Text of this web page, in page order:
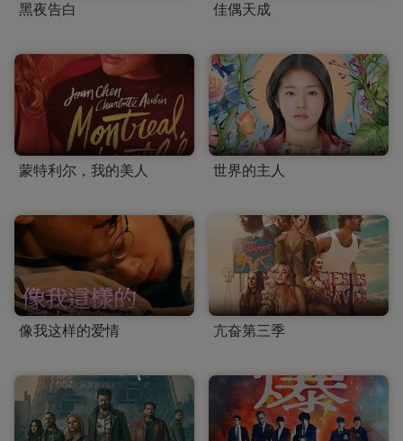
黑夜告白 佳偶天成
蒙特利尔，我的美人 世界的主人
像我这样的爱情 亢奋第三季